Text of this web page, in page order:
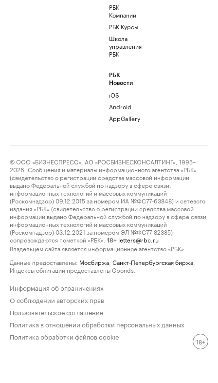
РБК
Компании
РБК Курсы
Школа
управления
РБК
РБК
Новости
iOS
Android
AppGallery
© ООО «БИЗНЕСПРЕСС», АО «РОСБИЗНЕСКОНСАЛТИНГ», 1995–
2026. Сообщения и материалы информационного агентства «РБК»
(свидетельство о регистрации средства массовой информации
выдано Федеральной службой по надзору в сфере связи,
информационных технологий и массовых коммуникаций
(Роскомнадзор) 09.12.2015 за номером ИА №ФС77-63848) и сетевого
издания «РБК» (свидетельство о регистрации средства массовой
информации выдано Федеральной службой по надзору в сфере связи,
информационных технологий и массовых коммуникаций
(Роскомнадзор) 03.12.2021 за номером ЭЛ №ФС77-82385)
сопровождаются пометкой «РБК».
18+ letters@rbc.ru
Владельцем сайта является информационное агентство «РБК».
Данные предоставлены: Мосбиржа Санкт-Петербургская биржа
Индексы облигаций предоставлены Cbonds.
Информация об ограничениях
О соблюдении авторских прав
Пользовательское соглашение
Политика в отношении обработки персональных данных
Политика обработки файлов cookie
18+